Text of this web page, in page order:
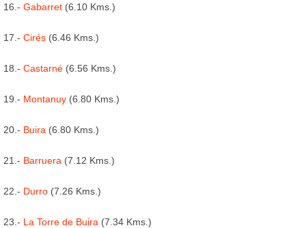
16.- Gabarret (6.10 Kms.)
17.- Cirés (6.46 Kms.)
18.- Castarné (6.56 Kms.)
19.- Montanuy (6.80 Kms.)
20.- Buira (6.80 Kms.)
21.- Barruera (7.12 Kms.)
22.- Durro (7.26 Kms.)
23.- La Torre de Buira (7.34 Kms.)